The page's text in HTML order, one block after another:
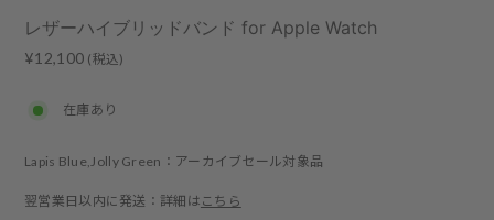
レザーハイブリッドバンド for Apple Watch
Regular
Sale
¥12,100 (税込)
在庫あり
Lapis Blue,Jolly Green：アーカイブセール対象品
翌営業日以内に発送：詳細は こちら